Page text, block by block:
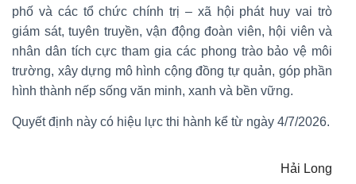
phố và các tổ chức chính trị – xã hội phát huy vai trò
giám sát, tuyên truyền, vận động đoàn viên, hội viên và
nhân dân tích cực tham gia các phong trào bảo vệ môi
trường, xây dựng mô hình cộng đồng tự quản, góp phần
hình thành nếp sống văn minh, xanh và bền vững.
Quyết định này có hiệu lực thi hành kể từ ngày 4/7/2026.
Hải Long